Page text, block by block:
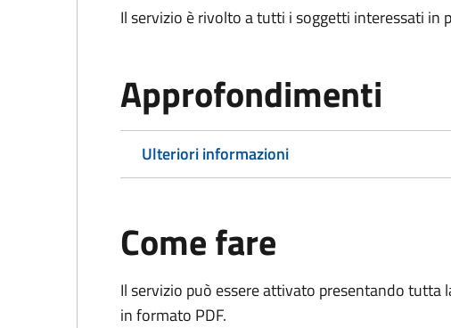
Il servizio è rivolto a tutti i soggetti interessati in
Approfondimenti
Ulteriori informazioni
Come fare
Il servizio può essere attivato presentando
in formato PDF.